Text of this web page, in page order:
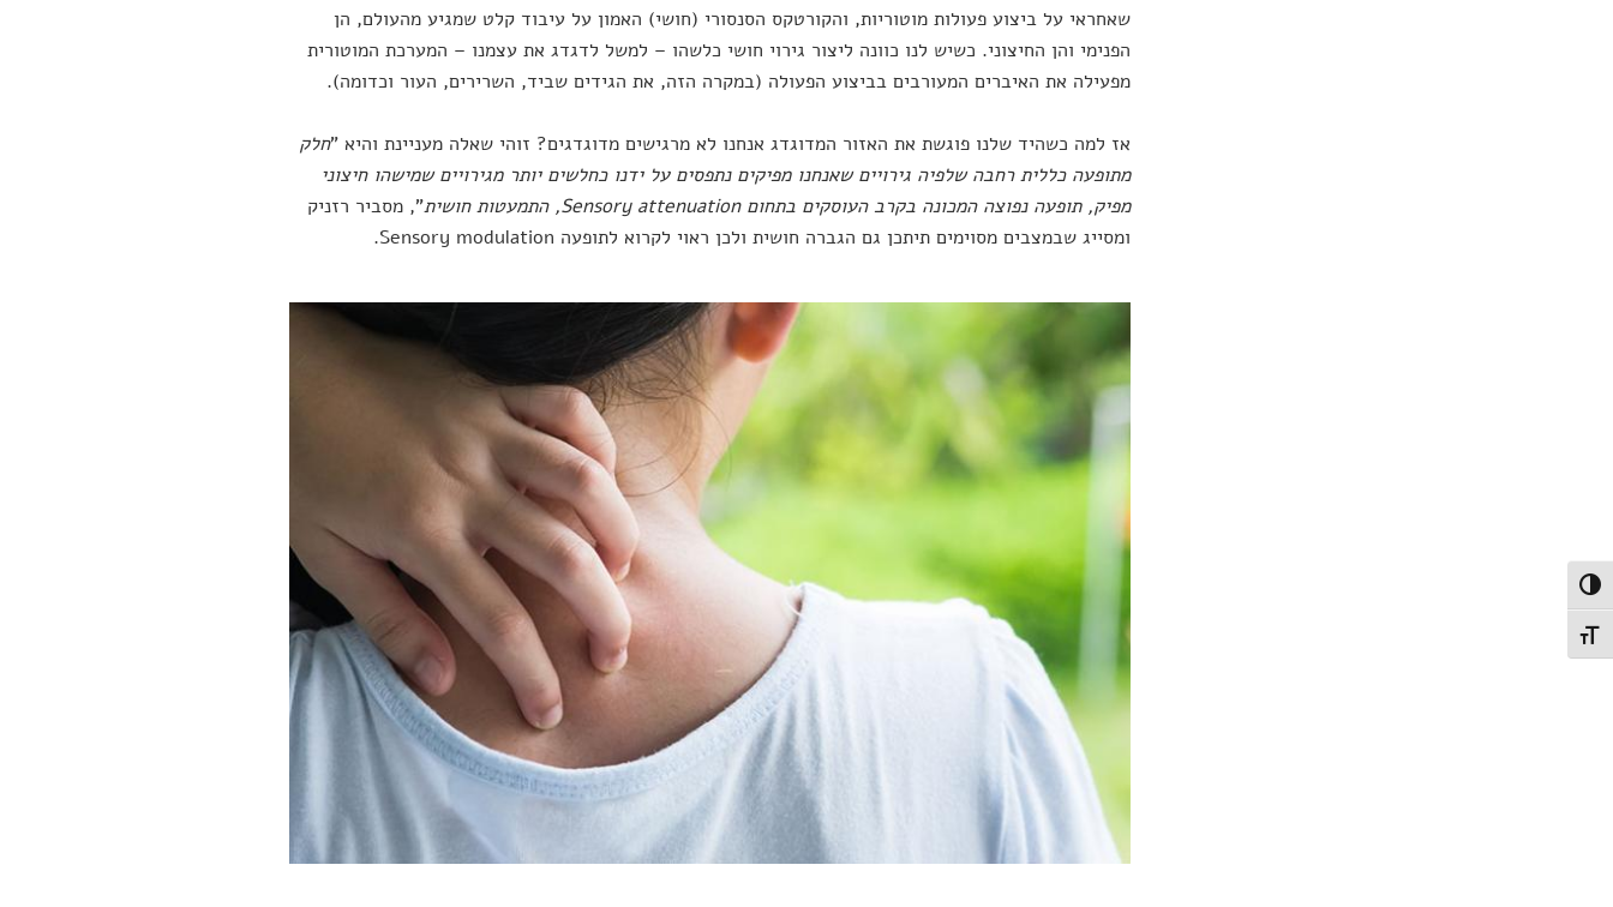
הפעל/כבה ניגודיות גבוהה
מתג גודל גופן
שאחראי על ביצוע פעולות מוטוריות, והקורטקס הסנסורי (חושי) האמון על עיבוד קלט שמגיע מהעולם, הן
הפנימי והן החיצוני. כשיש לנו כוונה ליצור גירוי חושי כלשהו – למשל לדגדג את עצמנו – המערכת המוטורית
מפעילה את האיברים המעורבים בביצוע הפעולה (במקרה הזה, את הגידים שביד, השרירים, העור וכדומה).
אז למה כשהיד שלנו פוגשת את האזור המדוגדג אנחנו לא מרגישים מדוגדגים? זוהי שאלה מעניינת והיא "חלק
מתופעה כללית רחבה שלפיה גירויים שאנחנו מפיקים נתפסים על ידנו כחלשים יותר מגירויים שמישהו חיצוני
מפיק, תופעה נפוצה המכונה בקרב העוסקים בתחוםSensory attenuation, התמעטות חושית", מסביר רזניק
ומסייג שבמצבים מסוימים תיתכן גם הגברה חושית ולכן ראוי לקרוא לתופעה Sensory modulation.